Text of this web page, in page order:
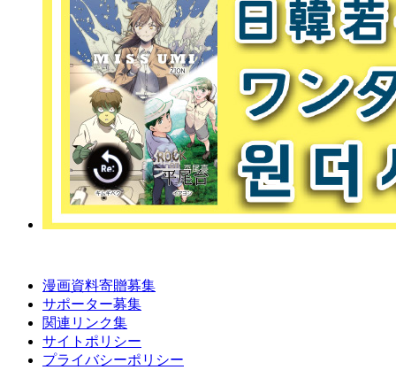
漫画資料寄贈募集
サポーター募集
関連リンク集
サイトポリシー
プライバシーポリシー